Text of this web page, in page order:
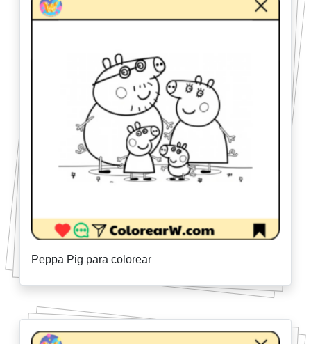
Peppa Pig para colorear